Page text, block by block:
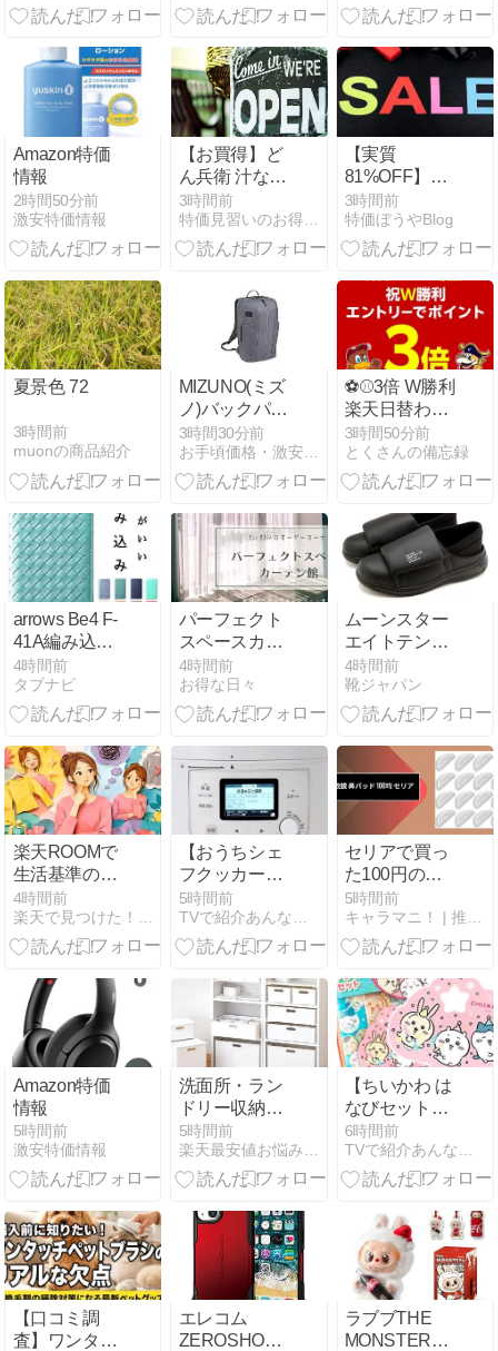
産 白米 関野さ
リ 5kg 令和7
年産
ソート
Amazon特価
情報
2時間50分前
激安特価情報
【お買得】ど
ん兵衛 汁なし
だしソース焼
うどん 93g
×12個 [日清食
うどん 50周年
記念 U.F.O.コ
ラボ 進撃シリ
ーズ] 2,099円
3時間前
特価見習いのお得情報マルシェ
【実質
81%OFF】
「ミュージカ
ル封神演義-開
戦の前奏曲-」
￥3,767 ク:￥0
ポ:3035pt
3時間前
特価ぼうやBlog
夏景色 72
3時間前
muonの商品紹介
MIZUNO(ミズ
ノ)バックパッ
ク 25L グレー
3時間30分前
⚽️⚾️3倍 W勝利
楽天日替わり
4/17(土)
3時間50分前
とくさんの備忘録
arrows Be4 F-
41A編み込み
手帳型ケース
を徹底解説
4時間前
タブナビ
パーフェクト
スペースカー
テン館の割引
クーポンやセ
ールまとめ
4時間前
お得な日々
ムーンスター
エイトテンス
ET003 快適ス
リッポンの魅
力
4時間前
靴ジャパン
楽天ROOMで
生活基準の違
いに迷わない
商品選びと投
稿の考え方
4時間前
【おうちシェ
フクッカー】
福原遥さんに
オススメした
最新調理家電
ようび
5時間前
セリアで買っ
た100円のメ
ガネ鼻パッ
ド、正直なと
ころどれくら
5時間前
Amazon特価
情報
5時間前
激安特価情報
洗面所・ラン
ドリー収納お
すすめ3選｜
洗濯機まわり
をすっきり整
クス＆ランド
リーラック
5時間前
楽天最安値お悩み解決ナビ
【ちいかわ は
なびセット】
ハチワレの顔
が浮かび上が
る花火 ～土曜
6時間前
TVで紹介あんな物こんな物おかい物
【口コミ調
査】ワンタッ
エレコム
ZEROSHOCK
ラブブTHE
MONSTERS